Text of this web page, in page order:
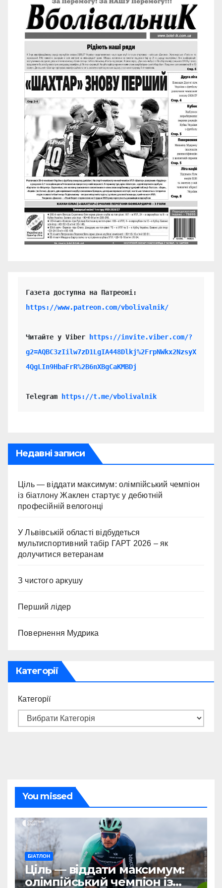
https://www.patreon.com/vbolivalnik/
Читайте у Viber
https://invite.viber.com/?
g2=AQBC3zIilw7zD1LgIA448Dlkj%2FrpNWkx2NzsyX
4QgLIn9HbaFrR%2B6nXBgCaKMBDj
Telegram https://t.me/vbolivalnik
Недавні записи
Ціль — віддати максимум: олімпійський чемпіон
із біатлону Жаклен стартує у дебютній
професійній велогонці
У Львівській області відбудеться
мультиспортивний табір ГАРТ 2026 – як
долучитися ветеранам
З чистого аркушу
Перший лідер
Повернення Мудрика
Категорії
Категорії
You missed
БІАТЛОН
Ціль — віддати максимум:
олімпійський чемпіон із